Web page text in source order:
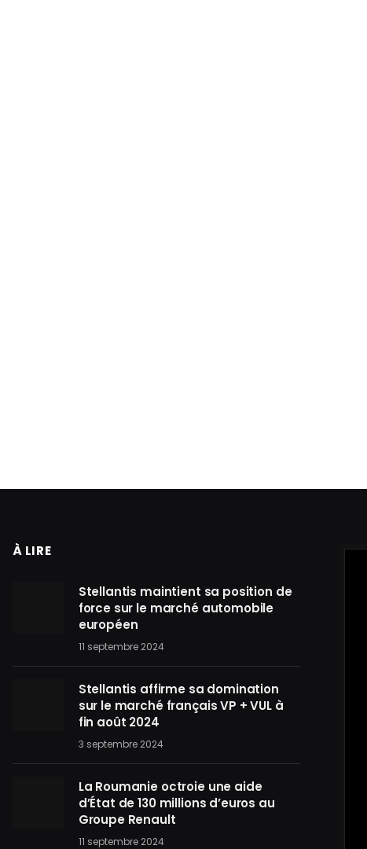
À LIRE
Stellantis maintient sa position de
force sur le marché automobile
européen
11 septembre 2024
Stellantis affirme sa domination
sur le marché français VP + VUL à
fin août 2024
3 septembre 2024
La Roumanie octroie une aide
d’État de 130 millions d’euros au
Groupe Renault
11 septembre 2024